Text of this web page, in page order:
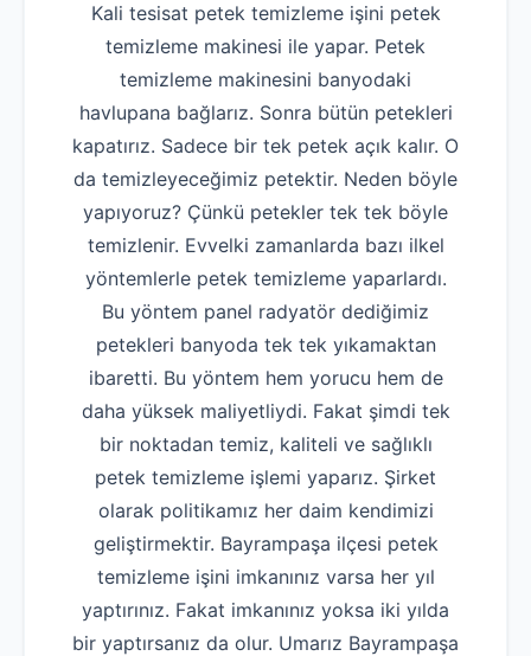
Kali tesisat petek temizleme işini petek
temizleme makinesi ile yapar. Petek
temizleme makinesini banyodaki
havlupana bağlarız. Sonra bütün petekleri
kapatırız. Sadece bir tek petek açık kalır. O
da temizleyeceğimiz petektir. Neden böyle
yapıyoruz? Çünkü petekler tek tek böyle
temizlenir. Evvelki zamanlarda bazı ilkel
yöntemlerle petek temizleme yaparlardı.
Bu yöntem panel radyatör dediğimiz
petekleri banyoda tek tek yıkamaktan
ibaretti. Bu yöntem hem yorucu hem de
daha yüksek maliyetliydi. Fakat şimdi tek
bir noktadan temiz, kaliteli ve sağlıklı
petek temizleme işlemi yaparız. Şirket
olarak politikamız her daim kendimizi
geliştirmektir. Bayrampaşa ilçesi petek
temizleme işini imkanınız varsa her yıl
yaptırınız. Fakat imkanınız yoksa iki yılda
bir yaptırsanız da olur. Umarız Bayrampaşa